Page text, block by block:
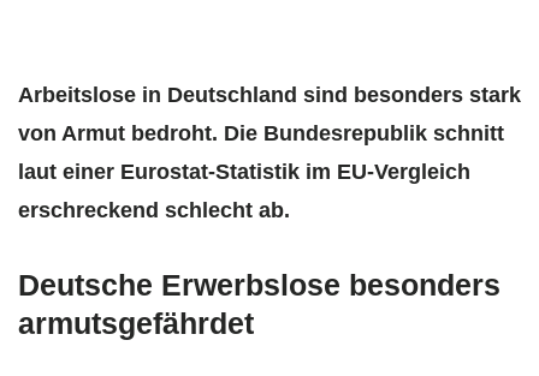
Arbeitslose in Deutschland sind besonders stark
von Armut bedroht. Die Bundesrepublik schnitt
laut einer Eurostat-Statistik im EU-Vergleich
erschreckend schlecht ab.
Deutsche Erwerbslose besonders
armutsgefährdet